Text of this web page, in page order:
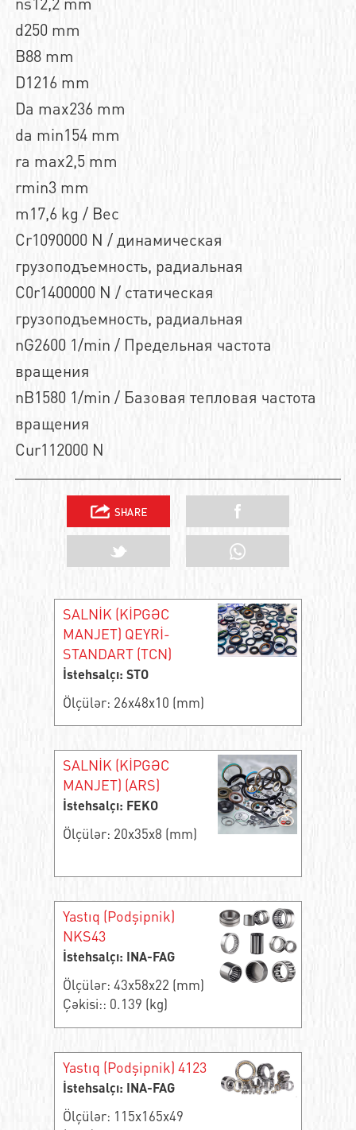
d250 mm
B88 mm
D1216 mm
Da max236 mm
da min154 mm
ra max2,5 mm
rmin3 mm
m17,6 kg / Вес
Cr1090000 N / динамическая
грузоподъемность, радиальная
C0r1400000 N / статическая
грузоподъемность, радиальная
nG2600 1/min / Предельная частота
вращения
nB1580 1/min / Базовая тепловая частота
вращения
Cur112000 N
SALNİK (KİPGƏC
MANJET) QEYRİ-
STANDART (TCN)
İstehsalçı: STO
Ölçülər: 26x48x10 (mm)
SALNİK (KİPGƏC
MANJET) (ARS)
İstehsalçı: FEKO
Ölçülər: 20x35x8 (mm)
Yastıq (Podşipnik)
NKS43
İstehsalçı: INA-FAG
Ölçülər: 43x58x22 (mm)
Çəkisi:: 0.139 (kg)
Yastıq (Podşipnik) 4123
İstehsalçı: INA-FAG
Ölçülər: 115x165x49